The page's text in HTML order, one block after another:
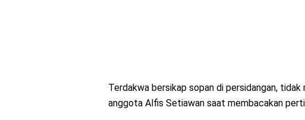
Terdakwa bersikap sopan di persidangan,
anggota Alfis Setiawan saat membacakan